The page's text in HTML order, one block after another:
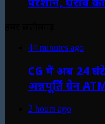
44 minutes ago
CG में अब 24
अन्नपूर्ति ग्रेन
2 hours ago